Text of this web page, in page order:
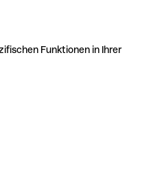
Funktionen in Ihrer